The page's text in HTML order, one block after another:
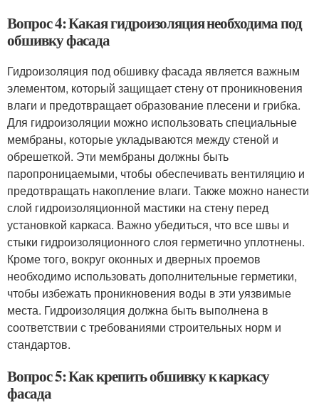
Вопрос 4: Какая гидроизоляция необходима под
обшивку фасада
Гидроизоляция под обшивку фасада является важным
элементом, который защищает стену от проникновения
влаги и предотвращает образование плесени и грибка.
Для гидроизоляции можно использовать специальные
мембраны, которые укладываются между стеной и
обрешеткой. Эти мембраны должны быть
паропроницаемыми, чтобы обеспечивать вентиляцию и
предотвращать накопление влаги. Также можно нанести
слой гидроизоляционной мастики на стену перед
установкой каркаса. Важно убедиться, что все швы и
стыки гидроизоляционного слоя герметично уплотнены.
Кроме того, вокруг оконных и дверных проемов
необходимо использовать дополнительные герметики,
чтобы избежать проникновения воды в эти уязвимые
места. Гидроизоляция должна быть выполнена в
соответствии с требованиями строительных норм и
стандартов.
Вопрос 5: Как крепить обшивку к каркасу
фасада